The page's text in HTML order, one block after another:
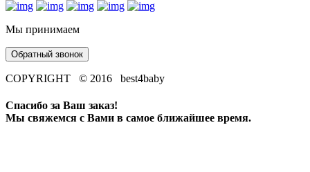
Мы принимаем
Обратный звонок
COPYRIGHT © 2016 best4baby
Спасибо за Ваш заказ!
Мы свяжемся с Вами в самое ближайшее время.